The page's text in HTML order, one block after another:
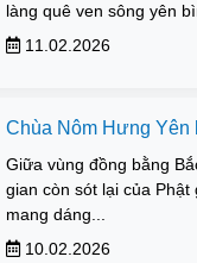
làng quê ven sông yên
11.02.2026
Chùa Nôm Hưng Yên
Giữa vùng đồng bằng
gian còn sót lại của
mang dáng...
10.02.2026